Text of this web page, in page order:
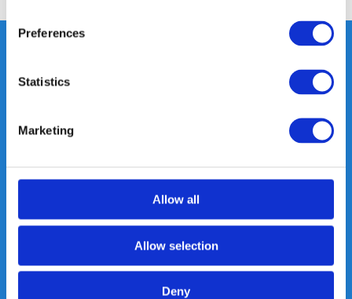
Preferences
Statistics
Marketing
Allow all
Allow selection
Deny
Heeft u vragen, neem gerust
Out of the box met klanten meedenken